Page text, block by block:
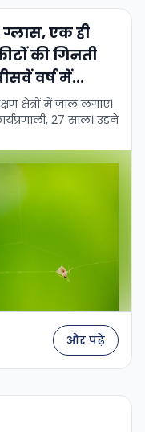
ग्लास, एक ही
की गिनती
वर्ष में...
क्षेत्रों में जाल लगाए।
27 साल। उड़ने
और पढ़ें